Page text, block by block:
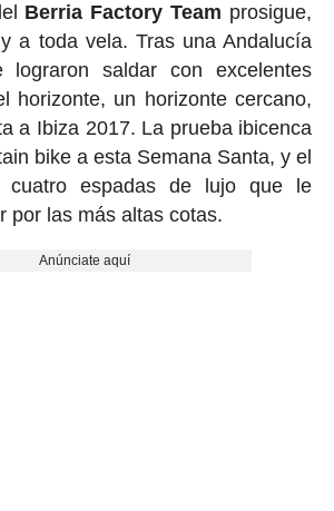
Berria Factory Team prosigue,
a toda vela. Tras una Andalucía
lograron saldar con excelentes
horizonte, un horizonte cercano,
a Ibiza 2017. La prueba ibicenca
bike a esta Semana Santa, y el
cuatro espadas de lujo que le
por las más altas cotas.
Anúnciate aquí